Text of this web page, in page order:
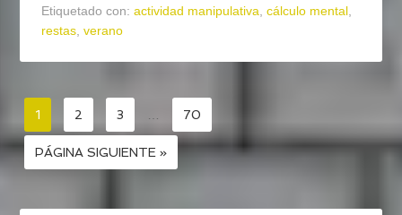
Etiquetado con:actividad manipulativa,cálculo mental,
restas,verano
1 2 3 … 70
PÁGINA SIGUIENTE »